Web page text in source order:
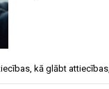
kā glābt attiecības